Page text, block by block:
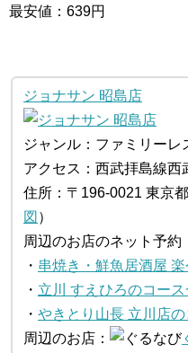
最安値：639円
ジョナサン 昭島店
ジャンル：ファミリーレ
アクセス：西武拝島線西
住所：〒196-0021 東京
図 ）
周辺のお店のネット予約
・ 串焼き・鮮魚居酒屋
・ 立川 すえひろのコース
・ やきとり山長 立川店
周辺のお店：